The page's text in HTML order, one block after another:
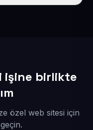
işine birlikte
özel web sitesi için